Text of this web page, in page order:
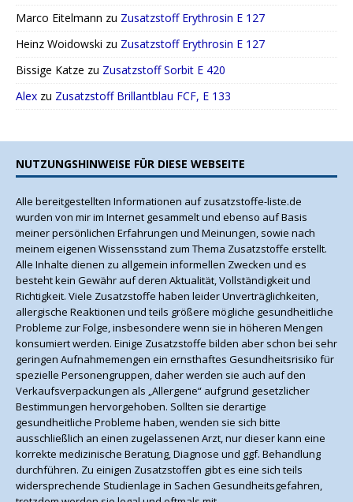
Marco Eitelmann zu Zusatzstoff Erythrosin E 127
Heinz Woidowski zu Zusatzstoff Erythrosin E 127
Bissige Katze zu Zusatzstoff Sorbit E 420
Alex zu Zusatzstoff Brillantblau FCF, E 133
NUTZUNGSHINWEISE FÜR DIESE WEBSEITE
Alle bereitgestellten Informationen auf zusatzstoffe-liste.de
wurden von mir im Internet gesammelt und ebenso auf Basis
meiner persönlichen Erfahrungen und Meinungen, sowie nach
meinem eigenen Wissensstand zum Thema Zusatzstoffe erstellt.
Alle Inhalte dienen zu allgemein informellen Zwecken und es
besteht kein Gewähr auf deren Aktualität, Vollständigkeit und
Richtigkeit. Viele Zusatzstoffe haben leider Unverträglichkeiten,
allergische Reaktionen und teils größere mögliche gesundheitliche
Probleme zur Folge, insbesondere wenn sie in höheren Mengen
konsumiert werden. Einige Zusatzstoffe bilden aber schon bei sehr
geringen Aufnahmemengen ein ernsthaftes Gesundheitsrisiko für
spezielle Personengruppen, daher werden sie auch auf den
Verkaufsverpackungen als „Allergene“ aufgrund gesetzlicher
Bestimmungen hervorgehoben. Sollten sie derartige
gesundheitliche Probleme haben, wenden sie sich bitte
ausschließlich an einen zugelassenen Arzt, nur dieser kann eine
korrekte medizinische Beratung, Diagnose und ggf. Behandlung
durchführen. Zu einigen Zusatzstoffen gibt es eine sich teils
widersprechende Studienlage in Sachen Gesundheitsgefahren,